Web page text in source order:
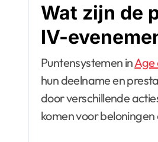
Wat zijn de
IV-
Puntensystemen inAge
hun deelname en
door verschillende
komen voor